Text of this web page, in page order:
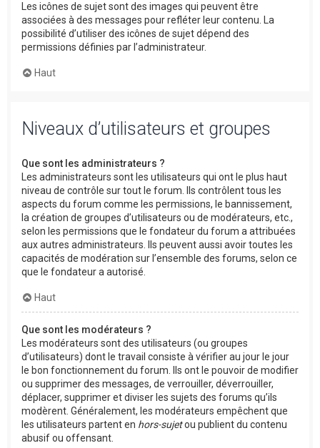
Les icônes de sujet sont des images qui peuvent être
associées à des messages pour refléter leur contenu. La
possibilité d’utiliser des icônes de sujet dépend des
permissions définies par l’administrateur.
Haut
Niveaux d’utilisateurs et groupes
Que sont les administrateurs ?
Les administrateurs sont les utilisateurs qui ont le plus haut
niveau de contrôle sur tout le forum. Ils contrôlent tous les
aspects du forum comme les permissions, le bannissement,
la création de groupes d’utilisateurs ou de modérateurs, etc.,
selon les permissions que le fondateur du forum a attribuées
aux autres administrateurs. Ils peuvent aussi avoir toutes les
capacités de modération sur l’ensemble des forums, selon ce
que le fondateur a autorisé.
Haut
Que sont les modérateurs ?
Les modérateurs sont des utilisateurs (ou groupes
d’utilisateurs) dont le travail consiste à vérifier au jour le jour
le bon fonctionnement du forum. Ils ont le pouvoir de modifier
ou supprimer des messages, de verrouiller, déverrouiller,
déplacer, supprimer et diviser les sujets des forums qu’ils
modèrent. Généralement, les modérateurs empêchent que
les utilisateurs partent en hors-sujetou publient du contenu
abusif ou offensant.